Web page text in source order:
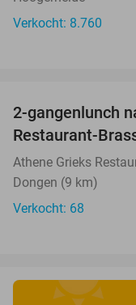
Verkocht: 8.760
2-gangenlunch
Restaurant-
Athene Grieks
Dongen (9 km)
Verkocht: 68